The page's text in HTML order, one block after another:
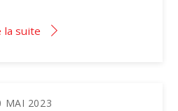
la suite
MAI 2023